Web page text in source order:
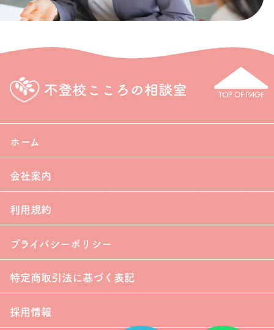
TOP OF PAGE
ホーム
会社案内
利用規約
プライバシーポリシー
特定商取引法に基づく表記
採用情報